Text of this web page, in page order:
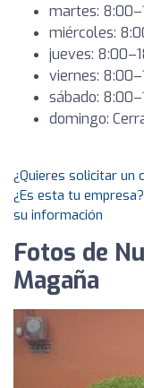
martes:
miércoles:
jueves:
viernes:
sábado:
domingo:
¿Quieres solicitar un
¿Es esta tu
su información
Fotos de
Magaña